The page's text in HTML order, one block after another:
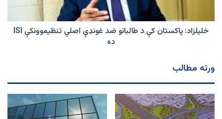
تنظیموونکې
ISI
خلیلزاد: پاکستان کې د طالبانو ضد غونډې اصلي تنظیموونکې ISI
ده
ورته مطالب